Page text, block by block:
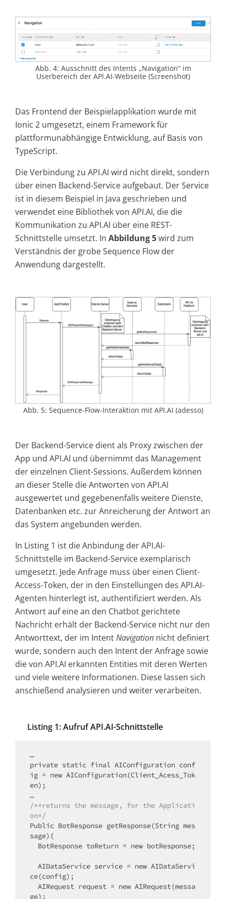
Abb. 4: Ausschnitt des Intents „Navigation“ im
Userbereich der API.AI-Webseite (Screenshot)
Das Frontend der Beispielapplikation wurde mit
Ionic 2 umgesetzt, einem Framework für
plattformunabhängige Entwicklung, auf Basis von
TypeScript.
Die Verbindung zu API.AI wird nicht direkt, sondern
über einen Backend-Service aufgebaut. Der Service
ist in diesem Beispiel in Java geschrieben und
verwendet eine Bibliothek von API.AI, die die
Kommunikation zu API.AI über eine REST-
Schnittstelle umsetzt. In Abbildung 5wird zum
Verständnis der grobe Sequence Flow der
Anwendung dargestellt.
Abb. 5: Sequence-Flow-Interaktion mit API.AI (adesso)
Der Backend-Service dient als Proxy zwischen der
App und API.AI und übernimmt das Management
der einzelnen Client-Sessions. Außerdem können
an dieser Stelle die Antworten von API.AI
ausgewertet und gegebenenfalls weitere Dienste,
Datenbanken etc. zur Anreicherung der Antwort an
das System angebunden werden.
In Listing 1 ist die Anbindung der API.AI-
Schnittstelle im Backend-Service exemplarisch
umgesetzt. Jede Anfrage muss über einen Client-
Access-Token, der in den Einstellungen des API.AI-
Agenten hinterlegt ist, authentifiziert werden. Als
Antwort auf eine an den Chatbot gerichtete
Nachricht erhält der Backend-Service nicht nur den
Antworttext, der im IntentNavigation nicht definiert
wurde, sondern auch den Intent der Anfrage sowie
die von API.AI erkannten Entities mit deren Werten
und viele weitere Informationen. Diese lassen sich
anschießend analysieren und weiter verarbeiten.
Listing 1: Aufruf API.AI-Schnittstelle
…
private static final AIConfiguration conf
ig = new AIConfiguration(Client_Acess_Tok
en);
/**returns the message, for the Applicati
on*/
Public BotResponse getResponse(String mes
sage){
ce(config);
ge);